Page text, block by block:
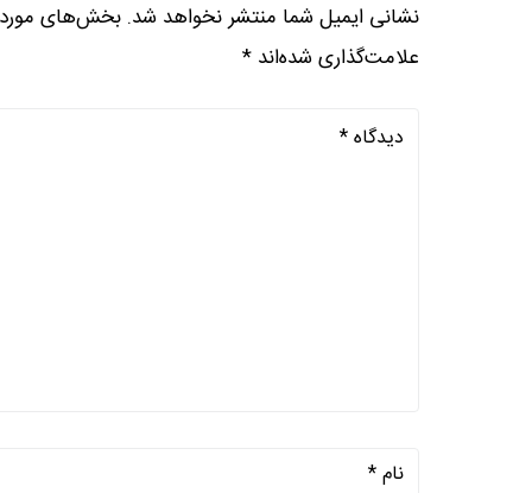
نشانی ایمیل شما منتشر نخواهد شد. بخش‌های
علامت‌گذاری شده‌اند *